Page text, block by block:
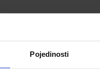
Pojedinosti